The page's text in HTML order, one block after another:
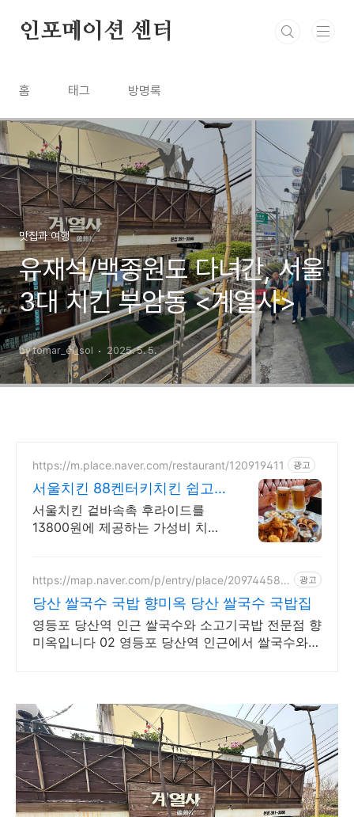
인포메이션 센터
홈 태그 방명록
맛집과 여행
유재석/백종원도 다녀간, 서울
3대 치킨 부암동 <계열사>
by tomar_el_sol 2025. 5. 5.
https://m.place.naver.com/restaurant/120919411 광고
서울치킨 88켄터키치킨 쉽고
빠른 네이버 예약!
서울치킨 겉바속촉 후라이드를
13800원에 제공하는 가성비 치킨
겨보세요!
https://map.naver.com/p/entry/place/209744587
광고
당산 쌀국수 국밥 향미옥 당산 쌀국수 국밥집
영등포 당산역 인근 쌀국수와 소고기국밥 전문점 향
미옥입니다 02 영등포 당산역 인근에서 쌀국수와